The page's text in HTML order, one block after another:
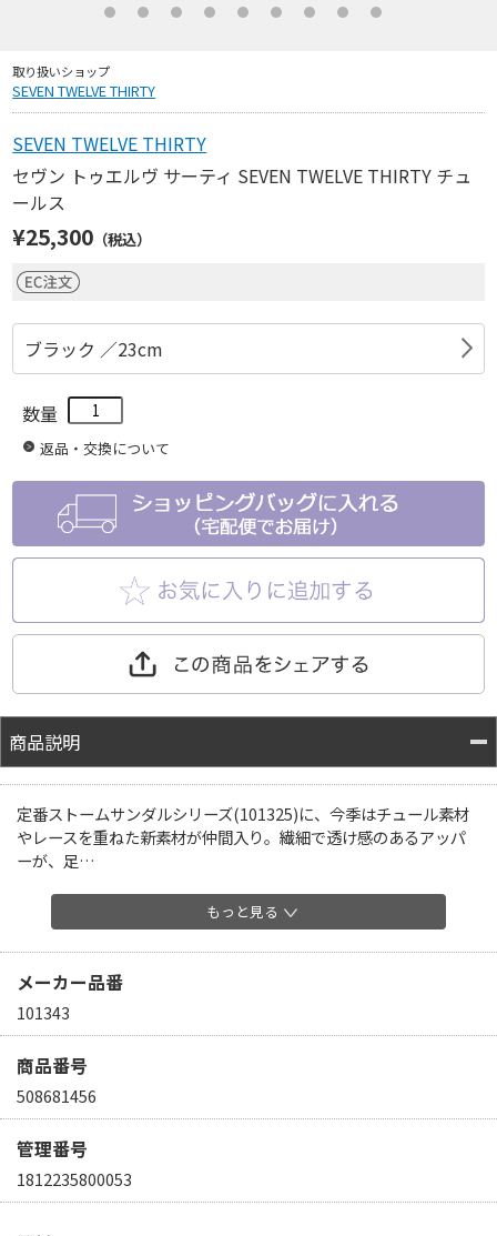
取り扱いショップ
SEVEN TWELVE THIRTY
SEVEN TWELVE THIRTY
セヴン トゥエルヴ サーティ SEVEN TWELVE THIRTY チュ
ールス
¥25,300 （税込）
ブラック ／23cm
数量
返品・交換について
商品説明
定番ストームサンダルシリーズ(101325)に、今季はチュール素材
やレースを重ねた新素材が仲間入り。繊細で透け感のあるアッパ
ーが、足…
もっと見る
メーカー品番
101343
商品番号
508681456
管理番号
1812235800053